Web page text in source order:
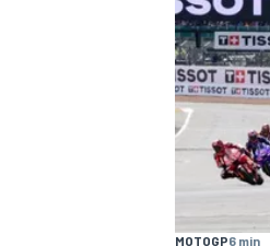
MOTOGP6 min